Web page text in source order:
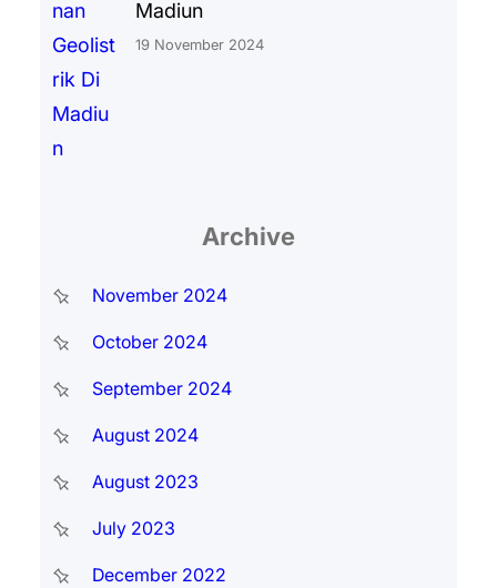
Madiun
19 November 2024
Archive
November 2024
October 2024
September 2024
August 2024
August 2023
July 2023
December 2022